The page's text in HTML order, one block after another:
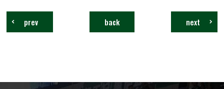
next
back
prev